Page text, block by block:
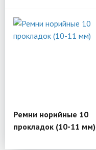
Ремни норийные 10
прокладок (10-11 мм)